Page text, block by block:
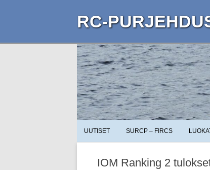
RC-
UUTISET SURCP – FIRCS
IOM Ranking 2